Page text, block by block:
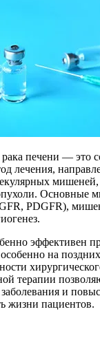
рака печени — это
лечения,
Основные
PDGFR),
эффективен
на поздних
терапии
и
жизни пациентов.